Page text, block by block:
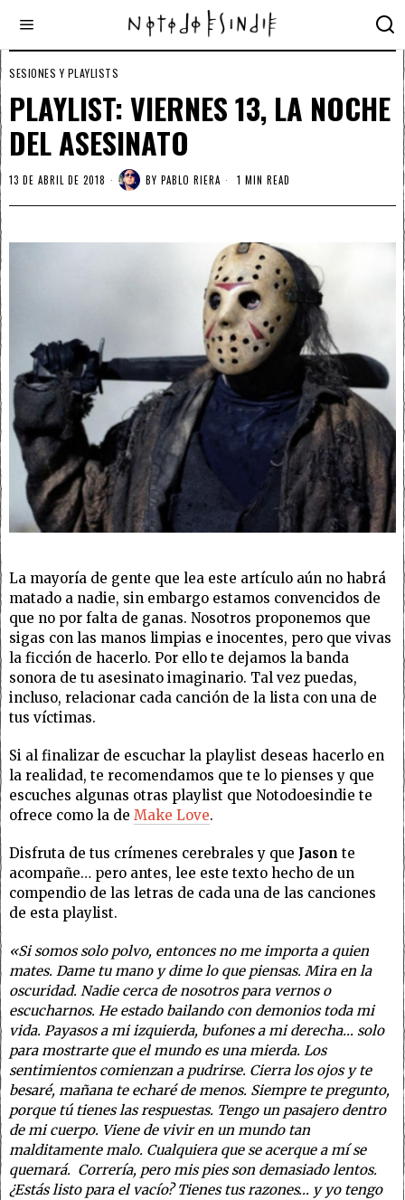
SESIONES Y PLAYLISTS
PLAYLIST: VIERNES 13, LA NOCHE
DEL ASESINATO
13 DE ABRIL DE 2018 BY PABLO RIERA 1 MIN READ
La mayoría de gente que lea este artículo aún no habrá
matado a nadie, sin embargo estamos convencidos de
que no por falta de ganas. Nosotros proponemos que
sigas con las manos limpias e inocentes, pero que vivas
la ficción de hacerlo. Por ello te dejamos la banda
sonora de tu asesinato imaginario. Tal vez puedas,
incluso, relacionar cada canción de la lista con una de
tus víctimas.
Si al finalizar de escuchar la playlist deseas hacerlo en
la realidad, te recomendamos que te lo pienses y que
escuches algunas otras playlist que Notodoesindie te
ofrece como la de Make Love.
Disfruta de tus crímenes cerebrales y que Jason te
acompañe… pero antes, lee este texto hecho de un
compendio de las letras de cada una de las canciones
de esta playlist.
«Si somos solo polvo, entonces no me importa a quien
mates. Dame tu mano y dime lo que piensas. Mira en la
oscuridad. Nadie cerca de nosotros para vernos o
escucharnos. He estado bailando con demonios toda mi
vida. Payasos a mi izquierda, bufones a mi derecha… solo
para mostrarte que el mundo es una mierda. Los
sentimientos comienzan a pudrirse. Cierra los ojos y te
besaré, mañana te echaré de menos. Siempre te pregunto,
porque tú tienes las respuestas. Tengo un pasajero dentro
de mi cuerpo. Viene de vivir en un mundo tan
malditamente malo. Cualquiera que se acerque a mí se
quemará. Correría, pero mis pies son demasiado lentos.
¿Estás listo para el vacío? Tienes tus razones… y yo tengo